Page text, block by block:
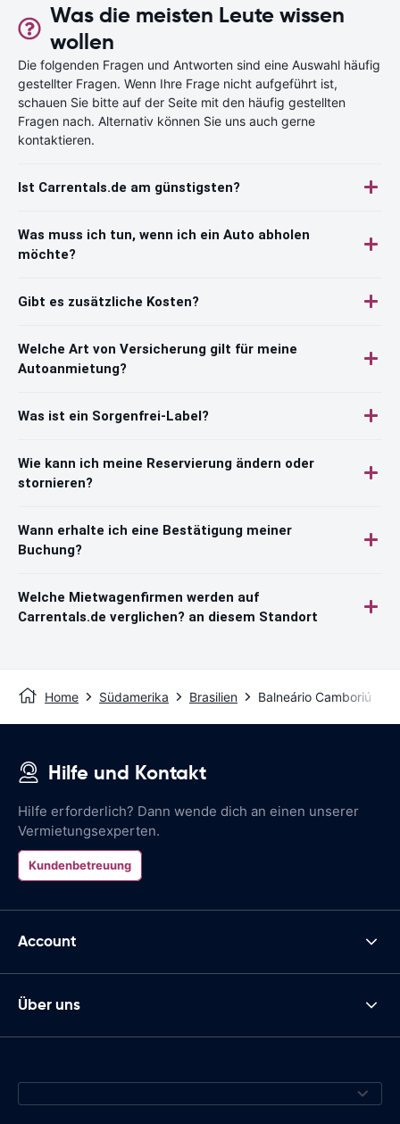
Was die meisten Leute wissen
wollen
Die folgenden Fragen und Antworten sind eine Auswahl häufig
gestellter Fragen. Wenn Ihre Frage nicht aufgeführt ist,
schauen Sie bitte auf der Seite mit den häufig gestellten
Fragen nach. Alternativ können Sie uns auch gerne
kontaktieren.
Ist Carrentals.de am günstigsten?
Was muss ich tun, wenn ich ein Auto abholen
möchte?
Gibt es zusätzliche Kosten?
Welche Art von Versicherung gilt für meine
Autoanmietung?
Was ist ein Sorgenfrei-Label?
Wie kann ich meine Reservierung ändern oder
stornieren?
Wann erhalte ich eine Bestätigung meiner
Buchung?
Welche Mietwagenfirmen werden auf
Carrentals.de verglichen? an diesem Standort
Home Südamerika Brasilien Balneário Camboriú
Hilfe und Kontakt
Hilfe erforderlich? Dann wende dich an einen unserer
Vermietungsexperten.
Kundenbetreuung
Account
Über uns